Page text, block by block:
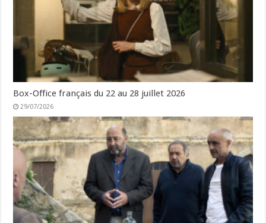
Box-Office français du 22 au 28 juillet 2026
29/07/2026